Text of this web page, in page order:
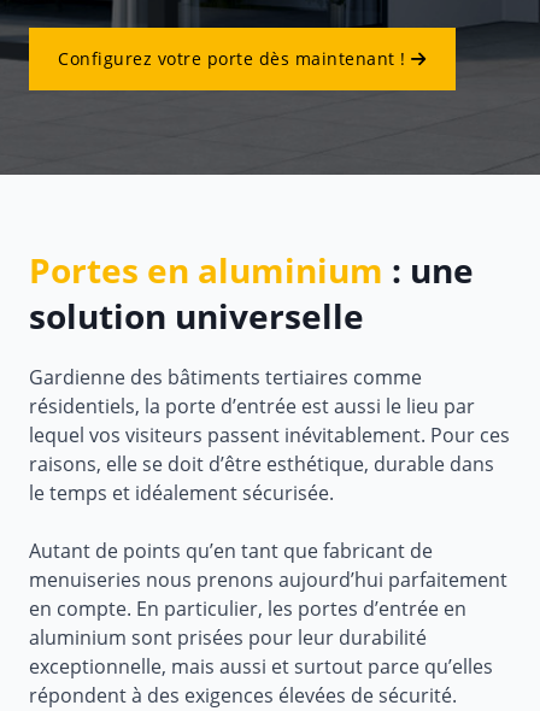
Configurez votre porte dès maintenant !
Portes en aluminium : une
solution universelle
Gardienne des bâtiments tertiaires comme
résidentiels, la porte d’entrée est aussi le lieu par
lequel vos visiteurs passent inévitablement. Pour ces
raisons, elle se doit d’être esthétique, durable dans
le temps et idéalement sécurisée.
Autant de points qu’en tant que fabricant de
menuiseries nous prenons aujourd’hui parfaitement
en compte. En particulier, les portes d’entrée en
aluminium sont prisées pour leur durabilité
exceptionnelle, mais aussi et surtout parce qu’elles
répondent à des exigences élevées de sécurité.